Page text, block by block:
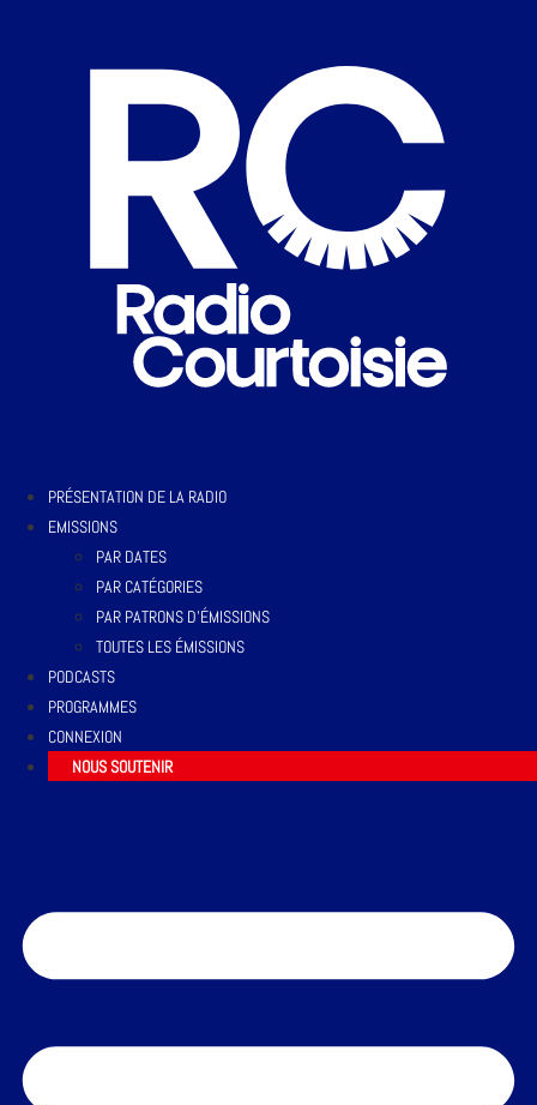
PRÉSENTATION DE LA RADIO
EMISSIONS
PAR DATES
PAR CATÉGORIES
PAR PATRONS D’ÉMISSIONS
TOUTES LES ÉMISSIONS
PODCASTS
PROGRAMMES
CONNEXION
NOUS SOUTENIR